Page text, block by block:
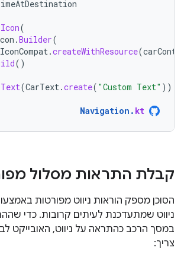
(
.Builder(
IconCompat .createWithResource(
()
(CarText .create( "Custom Text" ))
Navigation . kt
קבלת התראות מסלול
הסוכן מספק הוראות ניווט מפורטות
ניווט שמתעדכנת לעיתים קרובות. כדי
במסך הרכב כהתראה על ניווט, האובייקט
צריך: